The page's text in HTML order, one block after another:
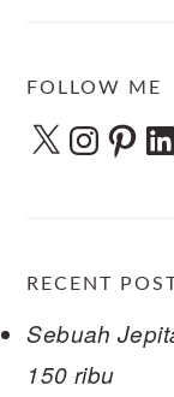
FOLLOW ME
X Instagram
RECENT
Sebuah
150 ribu